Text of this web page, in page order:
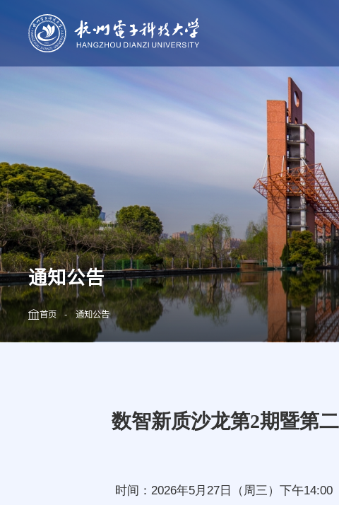
机构设置
现任领导
历任领导
校史沿革
校园胜景
校标规范
科学研究
科技概况
杭电学报
通知公告
首页 - 通知公告
数智新质沙龙第2期暨第
时间：2026年5月27日（周三）下午14:00